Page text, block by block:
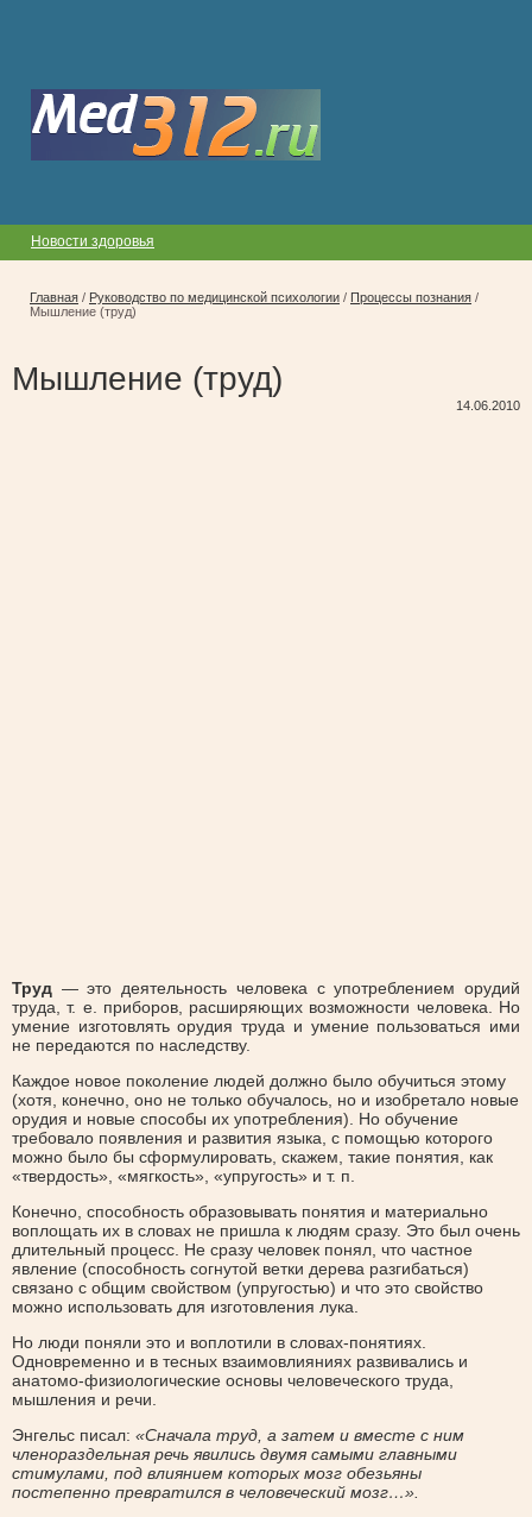
Новости здоровья
Главная / Руководство по медицинской психологии / Процессы познания /
Мышление (труд)
Мышление (труд)
14.06.2010
Труд — это деятельность человека с употреблением орудий
труда, т. е. приборов, расширяющих возможности человека. Но
умение изготовлять орудия труда и умение пользоваться ими
не передаются по наследству.
Каждое новое поколение людей должно было обучиться этому
(хотя, конечно, оно не только обучалось, но и изобретало новые
орудия и новые способы их употребления). Но обучение
требовало появления и развития языка, с помощью которого
можно было бы сформулировать, скажем, такие понятия, как
«твердость», «мягкость», «упругость» и т. п.
Конечно, способность образовывать понятия и материально
воплощать их в словах не пришла к людям сразу. Это был очень
длительный процесс. Не сразу человек понял, что частное
явление (способность согнутой ветки дерева разгибаться)
связано с общим свойством (упругостью) и что это свойство
можно использовать для изготовления лука.
Но люди поняли это и воплотили в словах-понятиях.
Одновременно и в тесных взаимовлияниях развивались и
анатомо-физиологические основы человеческого труда,
мышления и речи.
Энгельс писал: «Сначала труд, а затем и вместе с ним
членораздельная речь явились двумя самыми главными
стимулами, под влиянием которых мозг обезьяны
постепенно превратился в человеческий мозг…».